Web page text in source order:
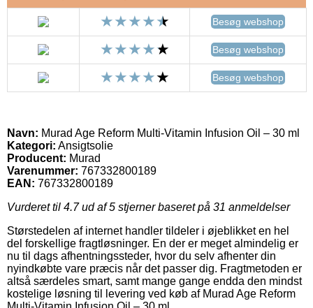
Besøg webshop
Besøg webshop
Besøg webshop
Navn: Murad Age Reform Multi-Vitamin Infusion Oil – 30 ml
Kategori: Ansigtsolie
Producent: Murad
Varenummer: 767332800189
EAN: 767332800189
Vurderet til 4.7ud af 5 stjerner baseret på 31 anmeldelser
Størstedelen af internet handler tildeler i øjeblikket en hel
del forskellige fragtløsninger. En der er meget almindelig er
nu til dags afhentningssteder, hvor du selv afhenter din
nyindkøbte vare præcis når det passer dig. Fragtmetoden er
altså særdeles smart, samt mange gange endda den mindst
kostelige løsning til levering ved køb af Murad Age Reform